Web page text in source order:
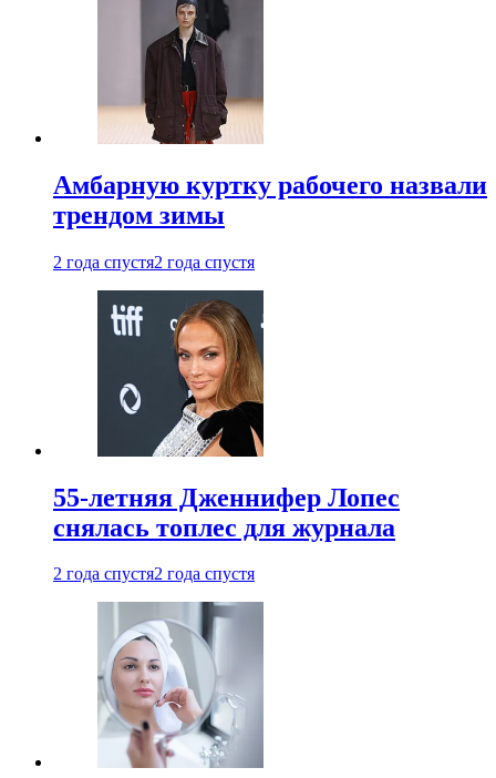
Амбарную куртку рабочего назвали
трендом зимы
2 года спустя2 года спустя
55-летняя Дженнифер Лопес
снялась топлес для журнала
2 года спустя2 года спустя